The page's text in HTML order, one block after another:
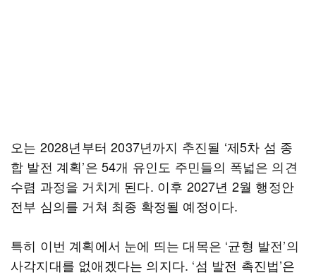
오는 2028년부터 2037년까지 추진될 ‘제5차 섬 종
합 발전 계획’은 54개 유인도 주민들의 폭넓은 의견
수렴 과정을 거치게 된다. 이후 2027년 2월 행정안
전부 심의를 거쳐 최종 확정될 예정이다.
특히 이번 계획에서 눈에 띄는 대목은 ‘균형 발전’의
사각지대를 없애겠다는 의지다. ‘섬 발전 촉진법’은